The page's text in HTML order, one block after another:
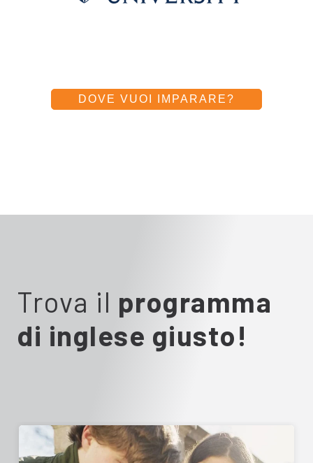
DOVE VUOI IMPARARE?
Trova il programma
di inglese giusto!